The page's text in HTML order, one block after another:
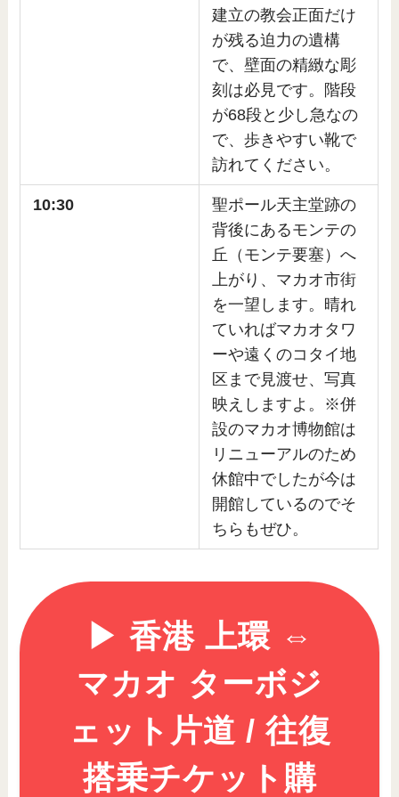
建立の教会正面だけ
が残る迫力の遺構
で、壁面の精緻な彫
刻は必見です。階段
が68段と少し急なの
で、歩きやすい靴で
訪れてください。
10:30
聖ポール天主堂跡の
背後にあるモンテの
丘（モンテ要塞）へ
上がり、マカオ市街
を一望します。晴れ
ていればマカオタワ
ーや遠くのコタイ地
区まで見渡せ、写真
映えしますよ。※併
設のマカオ博物館は
リニューアルのため
休館中でしたが今は
開館しているのでそ
ちらもぜひ。
▶︎ 香港 上環 ⇔
マカオ ターボジ
ェット片道 / 往復
搭乗チケット購